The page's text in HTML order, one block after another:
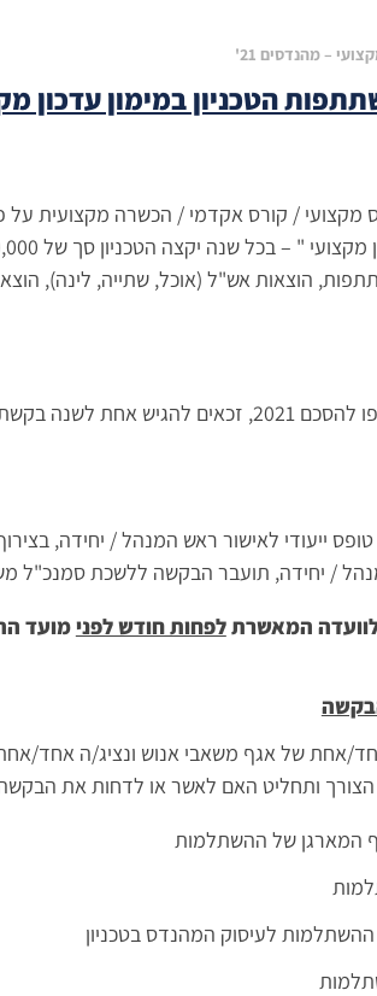
– מהנדסים 21'
הטכניון במימון עדכון
מקצועי / קורס אקדמי / הכשרה מקצועית
יקצה הטכניון סך של 250,000 ש"ח לצורך החזר הוצאות עדכון מקצועי של מהנדסים.
הוצאות אש"ל (אוכל, שתייה, לינה),
רצף של שנה שלא הוגשה בקשה.
ייעודי לאישור ראש המנהל / יחידה,
/ יחידה, תועבר הבקשה ללשכת סמנכ"ל
המאשרתלפחות חודש לפנימועד
אחד/אחת של אגף משאבי אנוש ונציג/ה אחד/
ותחליט האם לאשר או לדחות את הבקשה
המארגן של ההשתלמות
לעיסוק המהנדס בטכניון